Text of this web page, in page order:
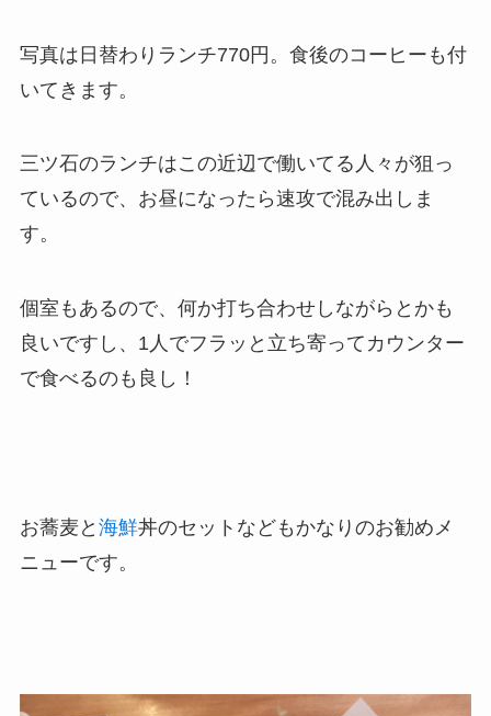
写真は日替わりランチ770円。食後のコーヒーも付
いてきます。
三ツ石のランチはこの近辺で働いてる人々が狙っ
ているので、お昼になったら速攻で混み出しま
す。
個室もあるので、何か打ち合わせしながらとかも
良いですし、1人でフラッと立ち寄ってカウンター
で食べるのも良し！
お蕎麦と 海鮮丼のセットなどもかなりのお勧めメ
ニューです。